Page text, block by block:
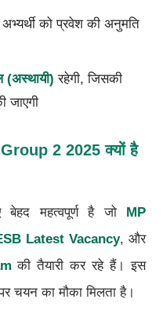
अभ्यर्थी को प्रवेश की अनुमति
(अस्थायी) रहेगी, जिसकी
जाएगी
2 2025 क्यों है
बेहद महत्वपूर्ण है जो
MP
Latest Vacancy, और
की तैयारी कर रहे हैं। इस
चयन का मौका मिलता है।